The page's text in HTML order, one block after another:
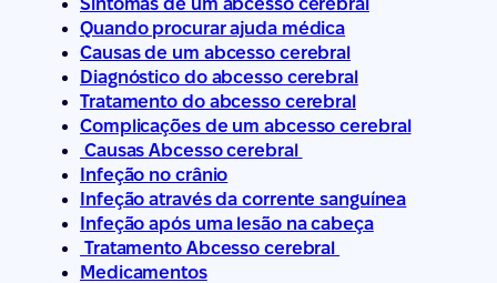
Quando procurar ajuda médica
Causas de um abcesso cerebral
Diagnóstico do abcesso cerebral
Tratamento do abcesso cerebral
Complicações de um abcesso cerebral
Causas Abcesso cerebral
Infeção no crânio
Infeção através da corrente sanguínea
Infeção após uma lesão na cabeça
Tratamento Abcesso cerebral
Medicamentos